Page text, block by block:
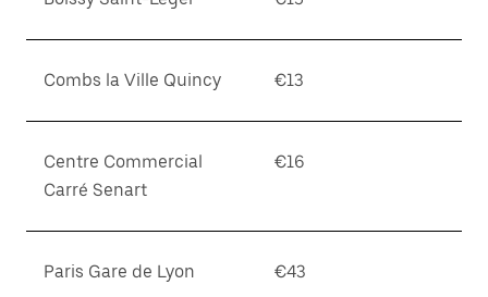
Combs la Ville Quincy €13
Centre Commercial
Carré Senart
€16
Paris Gare de Lyon €43